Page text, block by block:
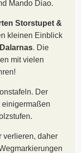
Mando Diao.
Storstupet &
kleinen Einblick
. Die
mit vielen
Der
einigermaßen
verlieren, daher